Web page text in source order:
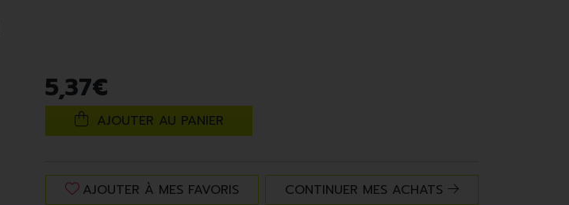
5,37€
AJOUTER AU PANIER
AJOUTER À MES FAVORIS CONTINUER MES ACHATS